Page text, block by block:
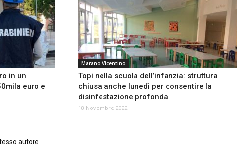
in un
euro e
Marano Vicentino
Topi nella scuola dell’infanzia: struttura
chiusa anche lunedì per consentire la
disinfestazione profonda
18 Novembre 2022
autore